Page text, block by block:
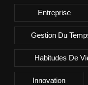
Entreprise
Gestion Du
Habitudes De
Innovation